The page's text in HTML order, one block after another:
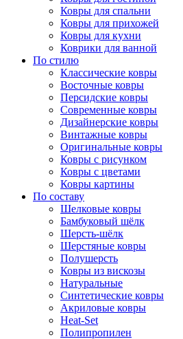
Ковры для спальни
Ковры для прихожей
Ковры для кухни
Коврики для ванной
По стилю
Классические ковры
Восточные ковры
Персидские ковры
Современные ковры
Дизайнерские ковры
Винтажные ковры
Оригинальные ковры
Ковры с рисунком
Ковры с цветами
Ковры картины
По составу
Шелковые ковры
Бамбуковый шёлк
Шерсть-шёлк
Шерстяные ковры
Полушерсть
Ковры из вискозы
Натуральные
Синтетические ковры
Акриловые ковры
Heat-Set
Полипропилен